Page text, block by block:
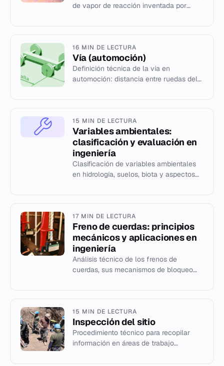
de vapor de reacción inventada por
16 MIN DE LECTURA
Vía (automoción)
Definición técnica de la vía en
automoción: distancia entre ruedas del
15 MIN DE LECTURA
Variables ambientales:
clasificación y evaluación en
ingeniería
Clasificación de variables ambientales
en hidrología, suelos, biota y aspectos
17 MIN DE LECTURA
Freno de cuerdas: principios
mecánicos y aplicaciones en
ingeniería
Análisis técnico de los frenos de
cuerdas, sus mecanismos de bloqueo
15 MIN DE LECTURA
Inspección del sitio
Procedimiento técnico para recopilar
información en áreas de trabajo